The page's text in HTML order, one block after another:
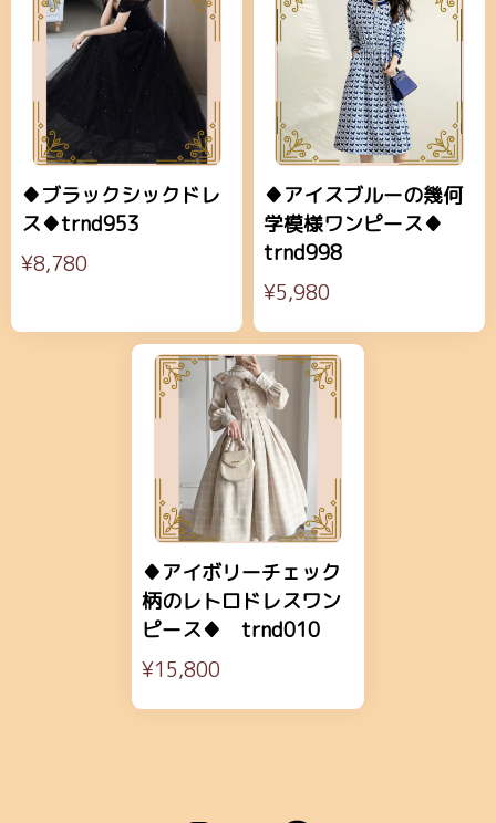
♦ブラックシックドレ
ス♦trnd953
¥8,780
♦アイスブルーの幾何
学模様ワンピース♦
trnd998
¥5,980
♦アイボリーチェック
柄のレトロドレスワン
ピース♦ trnd010
¥15,800